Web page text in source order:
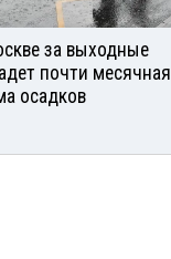
за выходные
почти месячная
осадков